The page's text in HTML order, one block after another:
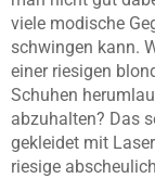
viele modische
schwingen kann.
einer riesigen
Schuhen
abzuhalten? Das
gekleidet mit
riesige